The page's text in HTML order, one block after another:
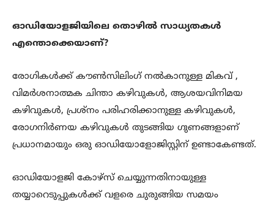
ഓഡിയോളജിയിലെ തൊഴിൽ സാധ്യതകൾ
എന്തൊക്കെയാണ്?
രോഗികൾക്ക് കൗൺസിലിംഗ് നൽകാനുള്ള മികവ് ,
വിമർശനാത്മക ചിന്താ കഴിവുകൾ, ആശയവിനിമയ
കഴിവുകൾ, പ്രശ്നം പരിഹരിക്കാനുള്ള കഴിവുകൾ,
രോഗനിർണയ കഴിവുകൾ തുടങ്ങിയ ഗുണങ്ങളാണ്
പ്രധാനമായും ഒരു ഓഡിയോളോജിസ്റ്റിന് ഉണ്ടാകേണ്ടത്.
ഓഡിയോളജി കോഴ്സ് ചെയ്യുന്നതിനായുള്ള
തയ്യാറെടുപ്പുകൾക്ക് വളരെ ചുരുങ്ങിയ സമയം